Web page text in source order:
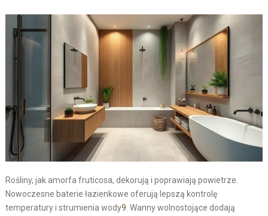
Rośliny, jak amorfa fruticosa, dekorują i poprawiają powietrze.
Nowoczesne baterie łazienkowe oferują lepszą kontrolę
temperatury i strumienia wody9. Wanny wolnostojące dodają